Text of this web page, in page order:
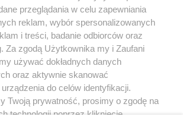
przeglądania w celu zapewniania
reklam, wybór spersonalizowanych
i treści, badanie odbiorców oraz
Za zgodą Użytkownika my i Zaufani
używać dokładnych danych
oraz aktywnie skanować
do celów identyfikacji.
Twoją prywatność, prosimy o zgodę na
technologii poprzez kliknięcie